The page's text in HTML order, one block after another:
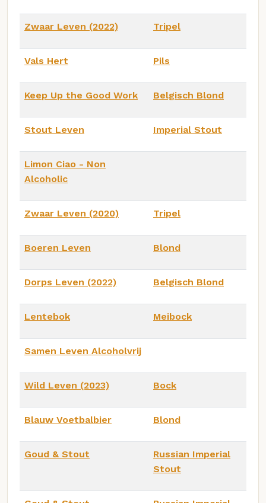
Zwaar Leven (2022) Tripel
Vals Hert Pils
Keep Up the Good Work Belgisch Blond
Stout Leven Imperial Stout
Limon Ciao - Non
Alcoholic
Zwaar Leven (2020) Tripel
Boeren Leven Blond
Dorps Leven (2022) Belgisch Blond
Lentebok Meibock
Samen Leven Alcoholvrij
Wild Leven (2023) Bock
Blauw Voetbalbier Blond
Goud & Stout
Russian Imperial
Stout